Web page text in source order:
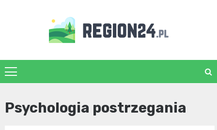
region24.pl
Psychologia postrzegania